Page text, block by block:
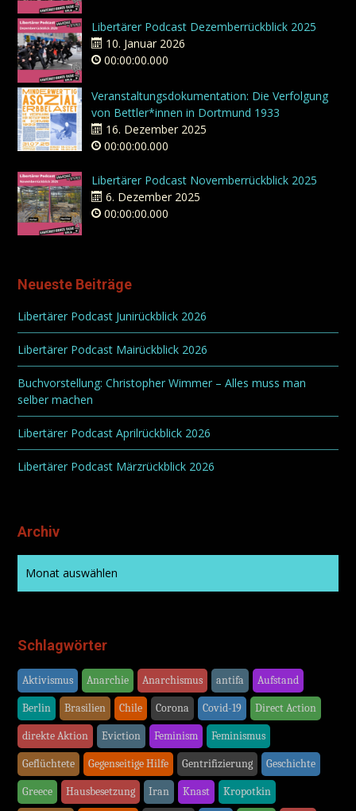
Libertärer Podcast Dezemberrückblick 2025
10. Januar 2026
00:00:00.000
Veranstaltungsdokumentation: Die Verfolgung
von Bettler*innen in Dortmund 1933
16. Dezember 2025
00:00:00.000
Libertärer Podcast Novemberrückblick 2025
6. Dezember 2025
00:00:00.000
Neueste Beiträge
Libertärer Podcast Junirückblick 2026
Libertärer Podcast Mairückblick 2026
Buchvorstellung: Christopher Wimmer – Alles muss man
selber machen
Libertärer Podcast Aprilrückblick 2026
Libertärer Podcast Märzrückblick 2026
Archiv
Schlagwörter
Aktivismus Anarchie Anarchismus antifa Aufstand
Berlin Brasilien Chile Corona Covid-19 Direct Action
direkte Aktion Eviction Feminism Feminismus
Geflüchtete Gegenseitige Hilfe Gentrifizierung Geschichte
Greece Hausbesetzung Iran Knast Kropotkin